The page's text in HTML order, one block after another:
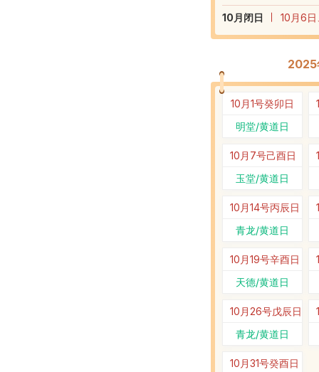
10 月闭日 10月6日
2025
10月1号癸卯日
明堂/黄道日
10月7号己酉日
玉堂/黄道日
10月14号丙辰日
青龙/黄道日
10月19号辛酉日
天德/黄道日
10月26号戊辰日
青龙/黄道日
10月31号癸酉日